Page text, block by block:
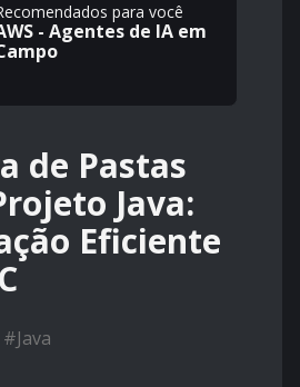
para você
- Agentes de IA em
de Pastas
Java:
Eficiente
#Java